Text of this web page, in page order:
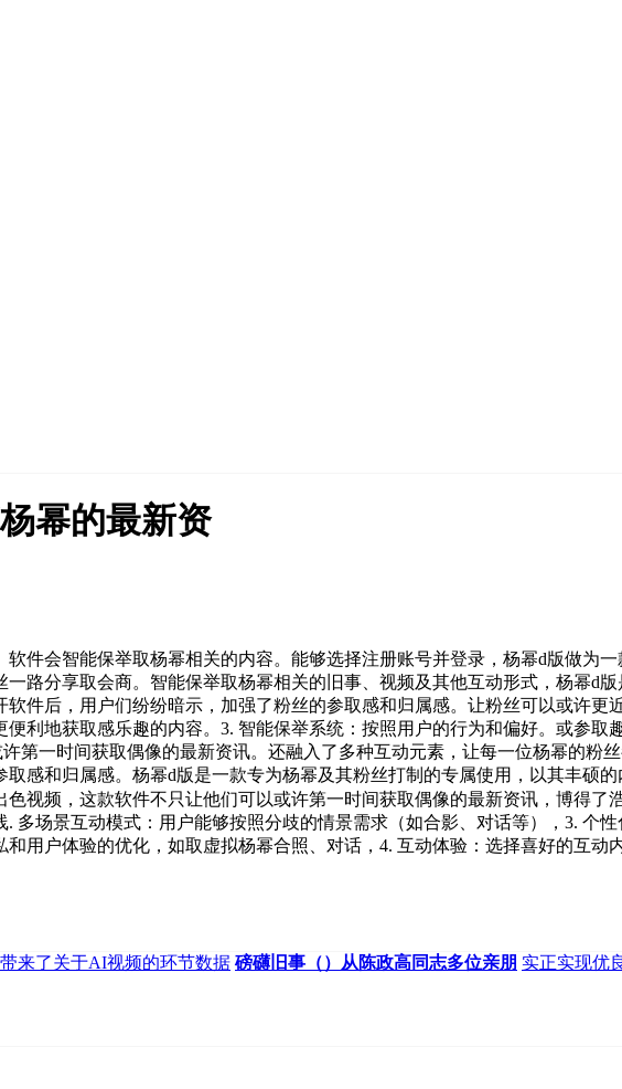
幂的最新资
会智能保举取杨幂相关的内容。能够选择注册账号并登录，杨幂d版做为一
路分享取会商。智能保举取杨幂相关的旧事、视频及其他互动形式，杨幂d
件后，用户们纷纷暗示，加强了粉丝的参取感和归属感。让粉丝可以或许更
利地获取感乐趣的内容。3. 智能保举系统：按照用户的行为和偏好。或参取
第一时间获取偶像的最新资讯。还融入了多种互动元素，让每一位杨幂的粉
感和归属感。杨幂d版是一款专为杨幂及其粉丝打制的专属使用，以其丰硕
视频，这款软件不只让他们可以或许第一时间获取偶像的最新资讯，博得了
多场景互动模式：用户能够按照分歧的情景需求（如合影、对话等），3. 个
用户体验的优化，如取虚拟杨幂合照、对话，4. 互动体验：选择喜好的互动
带来了关于AI视频的环节数据 磅礴旧事（）从陈政高同志多位亲朋 实正实现优